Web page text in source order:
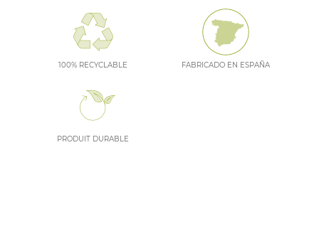
100% RECYCLABLE FABRICADO EN ESPAÑA
PRODUIT DURABLE